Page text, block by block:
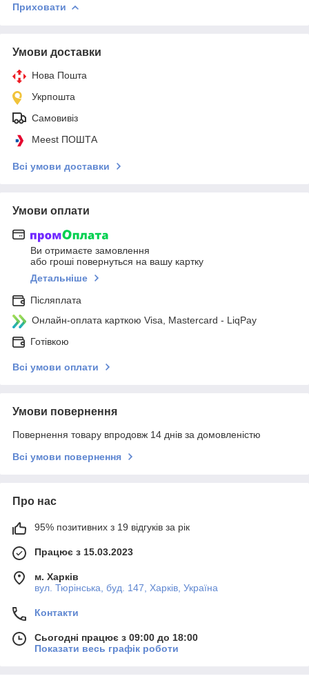
Приховати
Умови доставки
Нова Пошта
Укрпошта
Самовивіз
Meest ПОШТА
Всі умови доставки
Умови оплати
Ви отримаєте замовлення
або гроші повернуться на вашу картку
Детальніше
Післяплата
Онлайн-оплата карткою Visa, Mastercard - LiqPay
Готівкою
Всі умови оплати
Умови повернення
Повернення товару впродовж 14 днів за домовленістю
Всі умови повернення
Про нас
95% позитивних з 19 відгуків за рік
Працює з 15.03.2023
м. Харків
вул. Тюрінська, буд. 147, Харків, Україна
Контакти
Сьогодні працює з 09:00 до 18:00
Показати весь графік роботи